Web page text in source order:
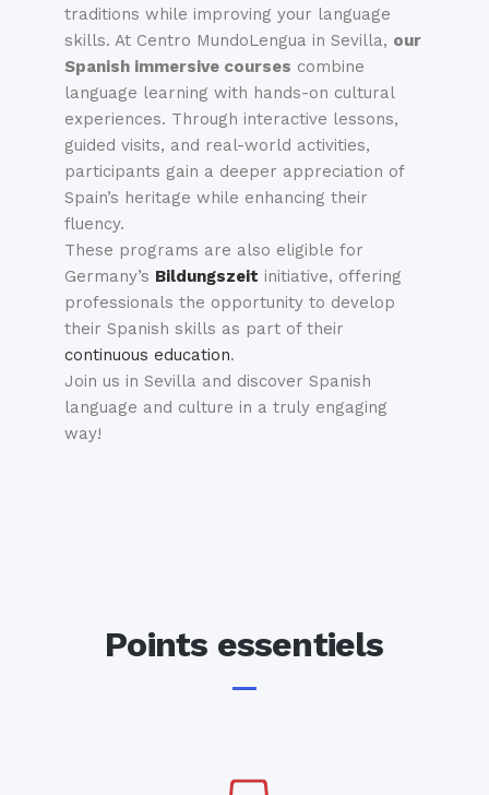
traditions while improving your language
skills. At Centro MundoLengua in Sevilla, our
Spanish immersive courses combine
language learning with hands-on cultural
experiences. Through interactive lessons,
guided visits, and real-world activities,
participants gain a deeper appreciation of
Spain’s heritage while enhancing their
fluency.
These programs are also eligible for
Germany’s Bildungszeit initiative, offering
professionals the opportunity to develop
their Spanish skills as part of their
continuous education.
Join us in Sevilla and discover Spanish
language and culture in a truly engaging
way!
Points essentiels